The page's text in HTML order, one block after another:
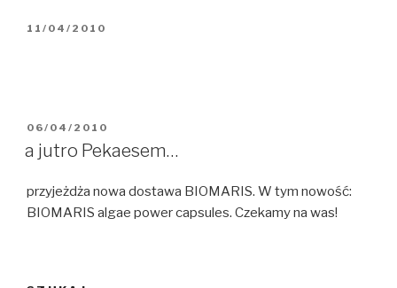
OPUBLIKOWANE
11/04/2010
OPUBLIKOWANE
06/04/2010
a jutro Pekaesem…
przyjeżdża nowa dostawa BIOMARIS. W tym nowość:
BIOMARIS algae power capsules. Czekamy na was!